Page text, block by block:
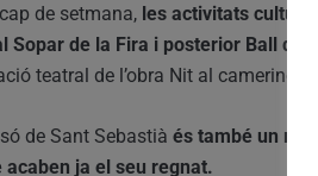
de setmana, les activitats
Sopar de la Fira i posterior Ball de
teatral de l’obra Nit al camerino
de Sant Sebastià és també un
acaben ja el seu regnat.